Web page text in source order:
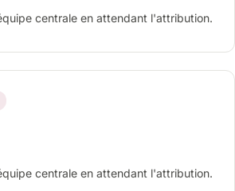
centrale en attendant l'attribution.
centrale en attendant l'attribution.